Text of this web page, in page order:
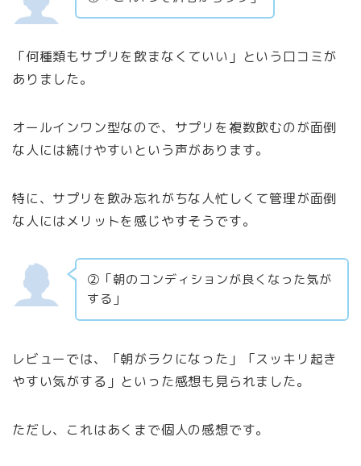
「何種類もサプリを飲まなくていい」という口コミが
ありました。
オールインワン型なので、サプリを複数飲むのが面倒
な人には続けやすいという声があります。
特に、サプリを飲み忘れがちな人忙しくて管理が面倒
な人にはメリットを感じやすそうです。
②「朝のコンディションが良くなった気が
する」
レビューでは、「朝がラクになった」「スッキリ起き
やすい気がする」といった感想も見られました。
ただし、これはあくまで個人の感想です。